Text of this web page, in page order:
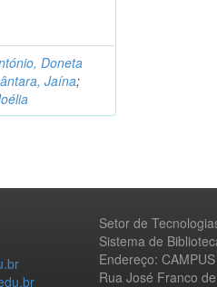
Doneta
Jaína;
Setor de
Sistema de
Endereço:
Rua José Franco